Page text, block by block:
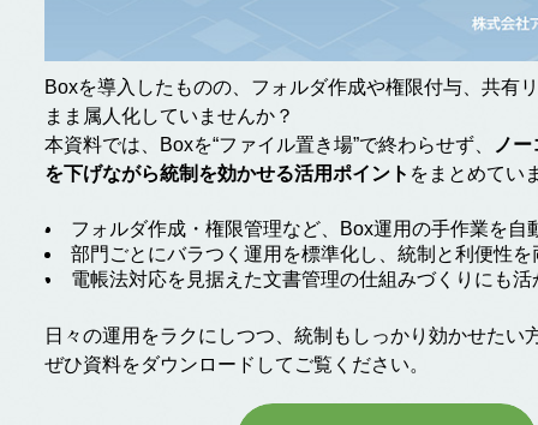
Boxを導入したものの、フォルダ作成や権限付与、共有
まま属人化していませんか？
本資料では、Boxを“ファイル置き場”で終わらせず、
ノ
を下げながら統制を効かせる活用ポイント をまとめてい
フォルダ作成・権限管理など、Box運用の手作業を自
部門ごとにバラつく運用を標準化し、統制と利便性を
電帳法対応を見据えた文書管理の仕組みづくりにも活
日々の運用をラクにしつつ、統制もしっかり効かせたい
ぜひ資料をダウンロードしてご覧ください。